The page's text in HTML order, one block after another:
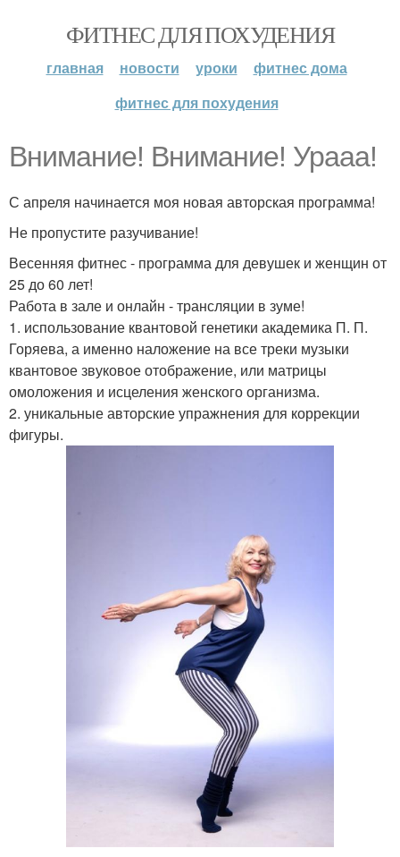
ФИТНЕС ДЛЯ ПОХУДЕНИЯ
главная новости уроки
фитнес дома
фитнес для похудения
Внимание! Внимание! Урааа!
С апреля начинается моя новая авторская программа!
Не пропустите разучивание!
Весенняя фитнес - программа для девушек и женщин от
25 до 60 лет!
Работа в зале и онлайн - трансляции в зуме!
1. использование квантовой генетики академика П. П.
Горяева, а именно наложение на все треки музыки
квантовое звуковое отображение, или матрицы
омоложения и исцеления женского организма.
2. уникальные авторские упражнения для коррекции
фигуры.